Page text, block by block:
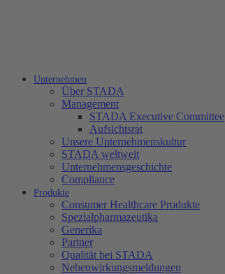
Unternehmen
Über STADA
Management
STADA Executive Committee
Aufsichtsrat
Unsere Unternehmenskultur
STADA weltweit
Unternehmensgeschichte
Compliance
Produkte
Consumer Healthcare Produkte
Spezialpharmazeutika
Generika
Partner
Qualität bei STADA
Nebenwirkungsmeldungen